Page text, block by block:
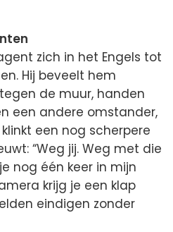
zich in het Engels tot
Hij beveelt hem
de muur, handen
een andere omstander,
een nog scherpere
“Weg jij. Weg met die
nog één keer in mijn
krijg je een klap
eindigen zonder